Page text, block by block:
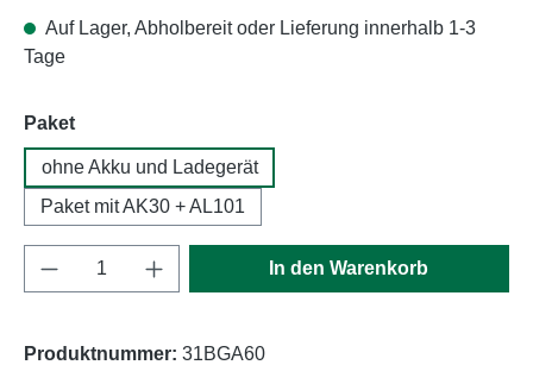
Auf Lager, Abholbereit oder Lieferung innerhalb 1-3
Tage
Paketauswählen
ohne Akku und Ladegerät
Paket mit AK30 + AL101
Produkt Anzahl: Gib den gewünschten
In den Warenkorb
Produktnummer: 31BGA60